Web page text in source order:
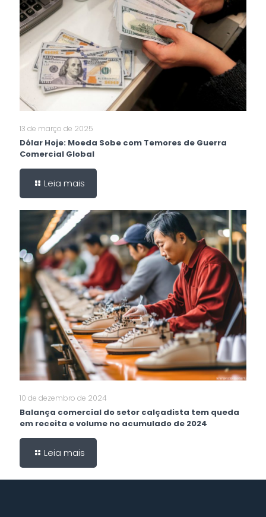
13 de março de 2025
Dólar Hoje: Moeda Sobe com Temores de Guerra
Comercial Global
Leia mais
10 de dezembro de 2024
Balança comercial do setor calçadista tem queda
em receita e volume no acumulado de 2024
Leia mais